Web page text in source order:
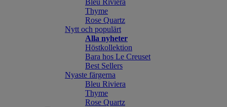
Bleu Riviera
Thyme
Rose Quartz
Nytt och populärt
Alla nyheter
Höstkollektion
Bara hos Le Creuset
Best Sellers
Nyaste färgerna
Bleu Riviera
Thyme
Rose Quartz